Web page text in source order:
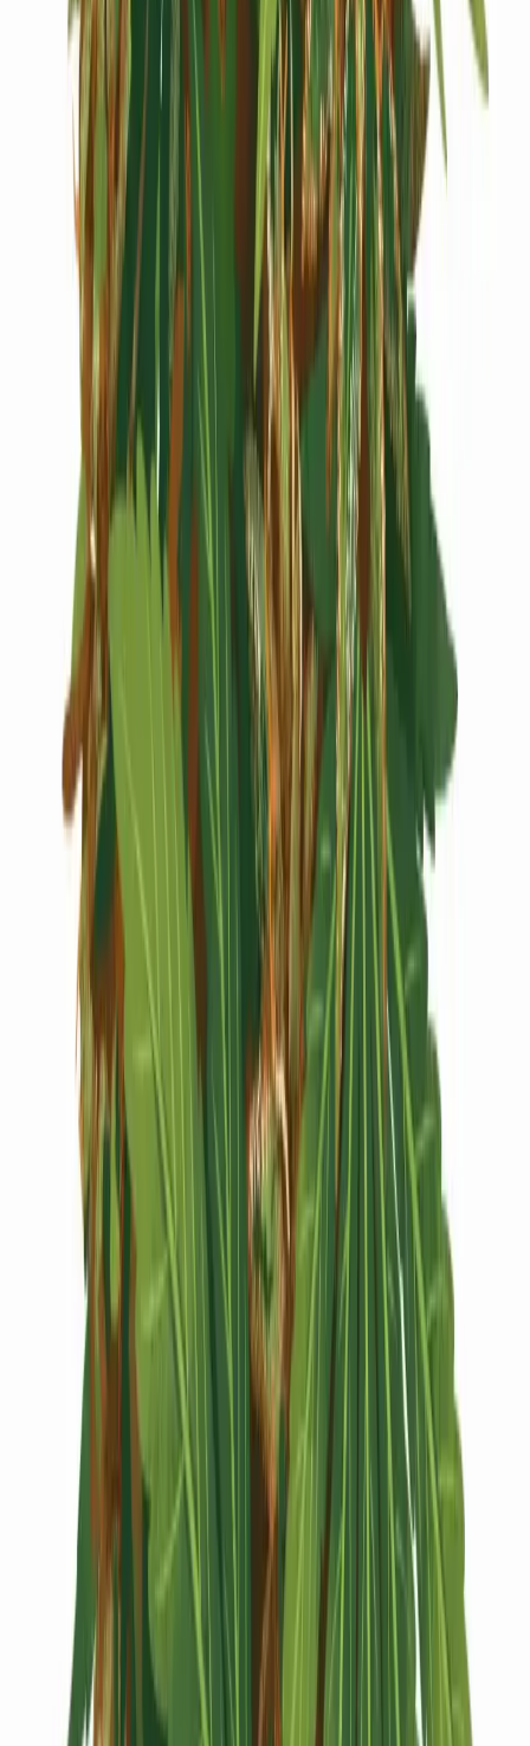
Cannabis Extrakte
Live Rosin
Vapes & Zubehör
Kapseln